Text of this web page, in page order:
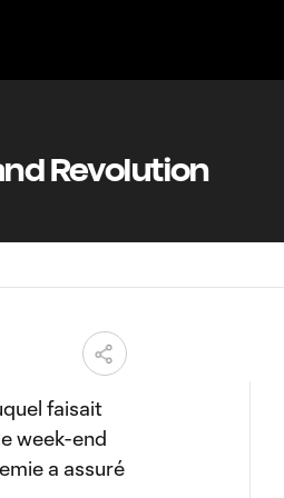
Revolution
faisait
week-end
a assuré